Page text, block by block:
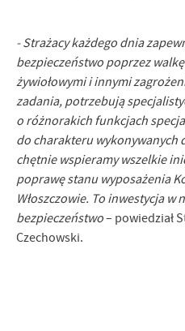
- Strażacy każdego dnia
bezpieczeństwo poprzez
żywiołowymi i innymi
zadania, potrzebują
o różnorakich funkcjach
do charakteru wykonywanych
chętnie wspieramy wszelkie
poprawę stanu wyposażenia
Włoszczowie. To inwestycja w
bezpieczeństwo– powiedział
Czechowski.